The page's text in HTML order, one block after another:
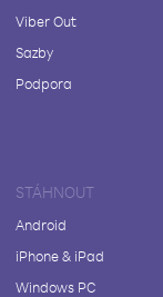
Viber Out
Sazby
Podpora
STÁHNOUT
Android
iPhone & iPad
Windows PC